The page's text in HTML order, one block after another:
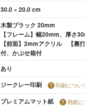
30.0 × 20.0 cm
木製ブラック 20mm
【フレーム】幅20mm、厚さ
【前面】2mmアクリル 【裏
付、かぶせ箱付
あり
ジークレー印刷 印刷につい
プレミアムマット紙 用紙に